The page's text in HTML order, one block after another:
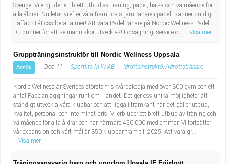
Sverige. Vi erbjuder ett brett utbud av träning, padel, hälsa och välmående för
alla åldrar. Nu letar vi efter våra framtida stjärntränare i padel. Känner du dig
träffad? Låt oss berätta mer! Att vara Padeltränare på Nordic Wellness Padel:
Du brinner för att se människor utvecklas! Försäljning, service o...
Visa mer
Gruppträningsinstruktör till Nordic Wellness Uppsala
Ansök Dec 11 Sportlife M W AB Idrottsinstruktör/Idrottstränare
Nordic Wellness är Sveriges största friskvårdskedja med över 300 gym och ett
antal Padelanläggningar runt om i landet. Det ger oss unika möjligheter att
ständigt utveckla våra klubbar och att ligga i framkant när det gäller utbud,
kvalitet, personal och inte minst pris. Vi erbjuder ett brett utbud av träning och
välmående för alla åldrar och har närmare 450 000 medlemmar. Vi fortsätter
vår expansion och vårt mål är 350 klubbar fram till 2025. Att vara gr...
Visa mer